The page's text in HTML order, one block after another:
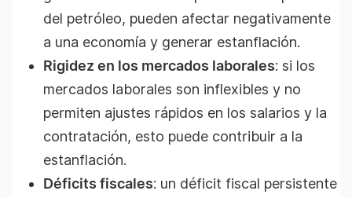
del petróleo, pueden afectar negativamente
a una economía y generar estanflación.
Rigidez en los mercados laborales: si los
mercados laborales son inflexibles y no
permiten ajustes rápidos en los salarios y la
contratación, esto puede contribuir a la
estanflación.
Déficits fiscales: un déficit fiscal persistente